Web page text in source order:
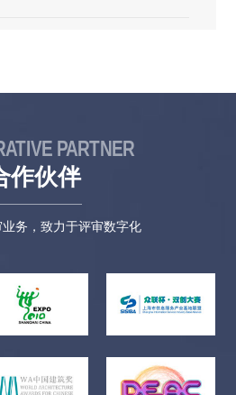
各参赛高校将参赛的方案设计书于
排序，各高校务必于4月23日16:00前
。（2）纸质版。请以学校为单位，将
式1份）于2021年4月25日前邮寄至大
另请一并寄送一张加盖公章的汇总
序。对于纸质版材料，请将作品申报
路66号中国石油大学（华东）储运与
；收件人：王加胜；联系电话：
：初定时间为2021年4月25日～5月13
：通过会评的作品，设为期3天的公示
间为2021年6月4日至6日，在中国石
PARTNER
作伙伴
务，致力于评审数字化